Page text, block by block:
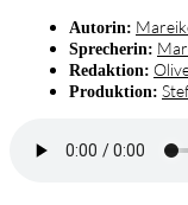
Autorin:
Sprecherin:
Redaktion:
Produktion: